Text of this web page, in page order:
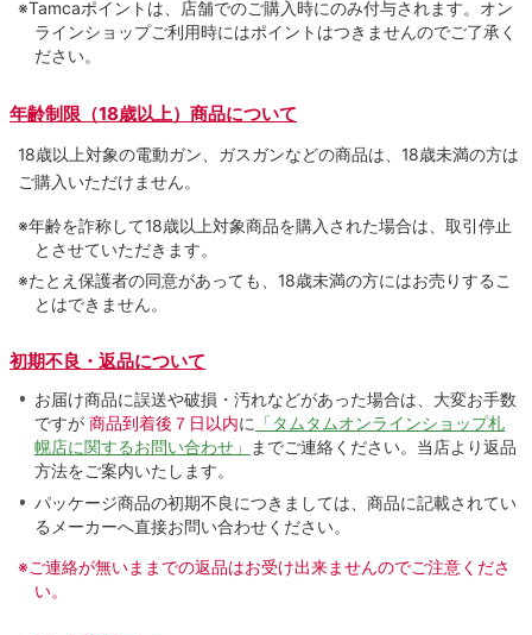
※Tamcaポイントは、店舗でのご購⼊時にのみ付与されます。オン
ラインショップご利用時にはポイントはつきませんのでご了承く
ださい。
年齢制限（18歳以上）商品について
18歳以上対象の電動ガン、ガスガンなどの商品は、18歳未満の方は
ご購入いただけません。
※年齢を詐称して18歳以上対象商品を購入された場合は、取引停止
とさせていただきます。
※たとえ保護者の同意があっても、18歳未満の方にはお売りするこ
とはできません。
初期不良・返品について
お届け商品に誤送や破損・汚れなどがあった場合は、大変お手数
ですが 商品到着後７日以内に 「タムタムオンラインショップ札
幌店に関するお問い合わせ」
までご連絡ください。当店より返品
方法をご案内いたします。
パッケージ商品の初期不良につきましては、商品に記載されてい
るメーカーへ直接お問い合わせください。
※ご連絡が無いままでの返品はお受け出来ませんのでご注意くださ
い。